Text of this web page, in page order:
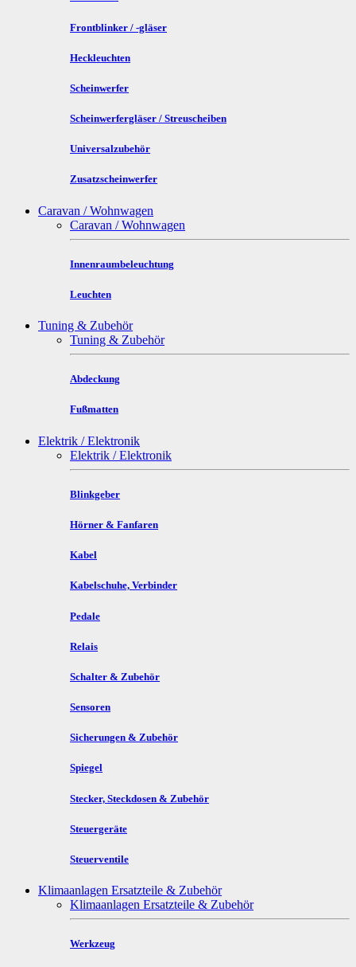
Frontblinker / -gläser
Heckleuchten
Scheinwerfer
Scheinwerfergläser / Streuscheiben
Universalzubehör
Zusatzscheinwerfer
Caravan / Wohnwagen
Caravan / Wohnwagen
Innenraumbeleuchtung
Leuchten
Tuning & Zubehör
Tuning & Zubehör
Abdeckung
Fußmatten
Elektrik / Elektronik
Elektrik / Elektronik
Blinkgeber
Hörner & Fanfaren
Kabel
Kabelschuhe, Verbinder
Pedale
Relais
Schalter & Zubehör
Sensoren
Sicherungen & Zubehör
Spiegel
Stecker, Steckdosen & Zubehör
Steuergeräte
Steuerventile
Klimaanlagen Ersatzteile & Zubehör
Klimaanlagen Ersatzteile & Zubehör
Werkzeug